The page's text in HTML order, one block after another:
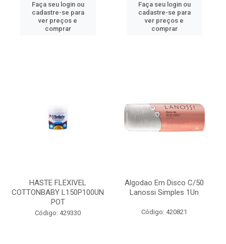
Faça seu login ou
cadastre-se para
ver preços e
comprar
Faça seu login ou
cadastre-se para
ver preços e
comprar
HASTE FLEXIVEL
COTTONBABY L150P100UN
POT
Código: 429330
Algodao Em Disco C/50
Lanossi Simples 1Un
Código: 420821